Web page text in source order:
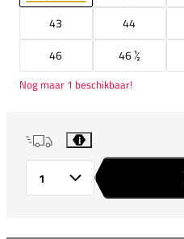
43
44
46
46 ½
Nog maar 1 beschikbaar!
i